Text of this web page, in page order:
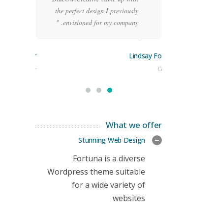
the perfect design I previously
envisioned for my company. "
Lindsay Ford
CEO
Stoner
Manager
What we offer
Stunning Web Design
Fortuna is a diverse
Wordpress theme suitable
for a wide variety of
websites